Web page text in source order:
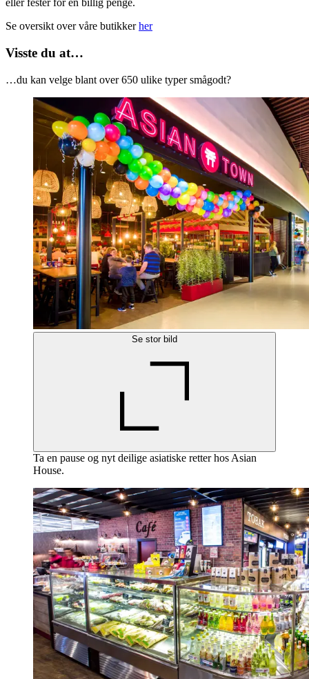
eller fester for en billig penge.
Se oversikt over våre butikkerher
Visste du at…
…du kan velge blant over 650 ulike typer smågodt?
Se stor bild
Ta en pause og nyt deilige asiatiske retter hos Asian
House.